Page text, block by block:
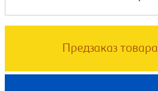
Предзаказ товара